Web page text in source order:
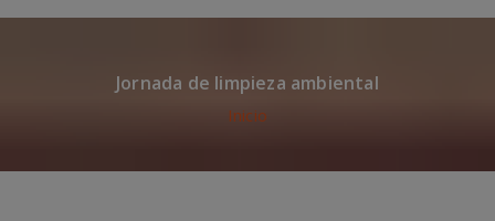
Jornada de limpieza ambiental
Inicio